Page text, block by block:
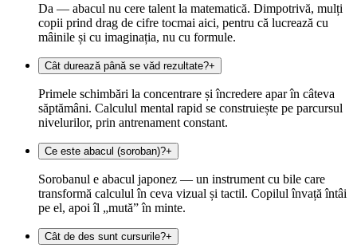
Da — abacul nu cere talent la matematică. Dimpotrivă, mulți
copii prind drag de cifre tocmai aici, pentru că lucrează cu
mâinile și cu imaginația, nu cu formule.
Cât durează până se văd rezultate?+
Primele schimbări la concentrare și încredere apar în câteva
săptămâni. Calculul mental rapid se construiește pe parcursul
nivelurilor, prin antrenament constant.
Ce este abacul (soroban)?+
Sorobanul e abacul japonez — un instrument cu bile care
transformă calculul în ceva vizual și tactil. Copilul învață întâi
pe el, apoi îl „mută” în minte.
Cât de des sunt cursurile?+